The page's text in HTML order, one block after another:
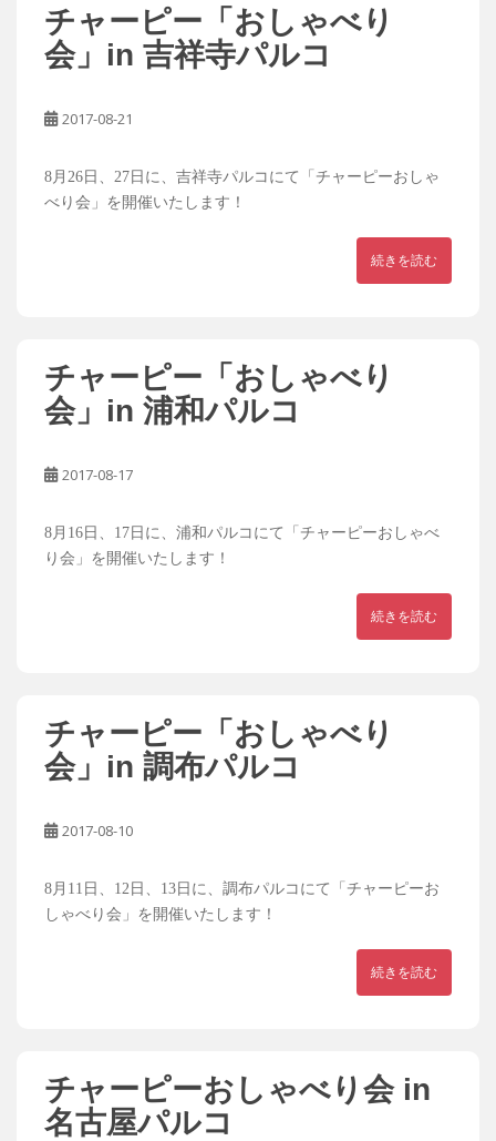
チャーピー「おしゃべり
会」in 吉祥寺パルコ
2017-08-21
8月26日、27日に、吉祥寺パルコにて「チャーピーおしゃ
べり会」を開催いたします！
続きを読む
チャーピー「おしゃべり
会」in 浦和パルコ
2017-08-17
8月16日、17日に、浦和パルコにて「チャーピーおしゃべ
り会」を開催いたします！
続きを読む
チャーピー「おしゃべり
会」in 調布パルコ
2017-08-10
8月11日、12日、13日に、調布パルコにて「チャーピーお
しゃべり会」を開催いたします！
続きを読む
チャーピーおしゃべり会 in
名古屋パルコ